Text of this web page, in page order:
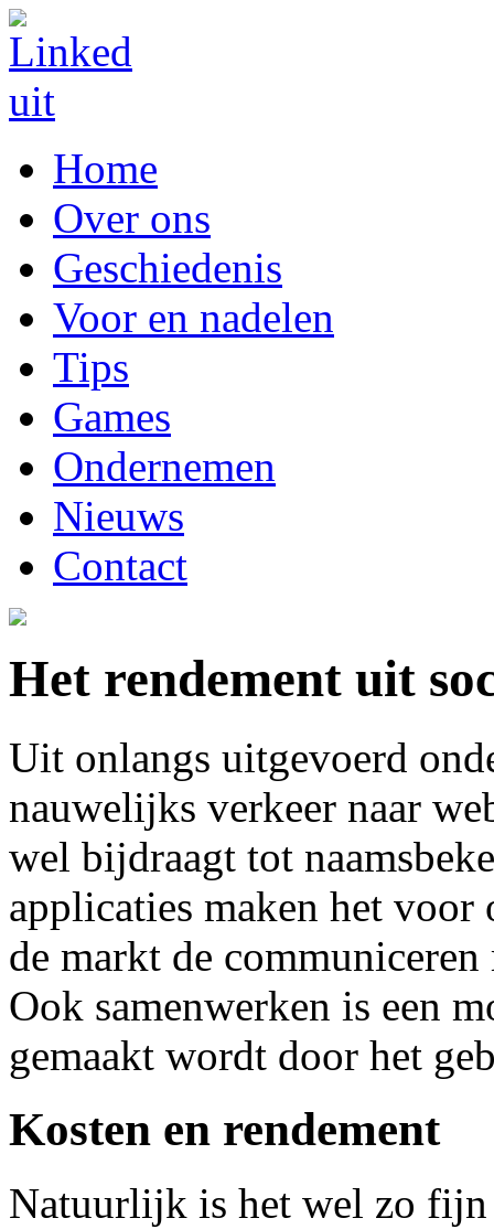
Home
Over ons
Geschiedenis
Voor en nadelen
Tips
Games
Ondernemen
Nieuws
Contact
Het rendement uit
Uit onlangs uitgevoerd
nauwelijks verkeer naar
wel bijdraagt tot
applicaties maken het
de markt de
Ook samenwerken is een
gemaakt wordt door het
Kosten en rendement
Natuurlijk is het wel zo